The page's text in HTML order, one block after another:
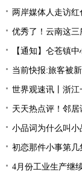
两岸媒体人走访
优秀了！云南这三
【通知】仑苍镇中心镇
当前快报:旅客被
世界观速讯丨浙
天天热点评！邻
小品词为什么叫小
初恋那件小事第
4月份工业生产继